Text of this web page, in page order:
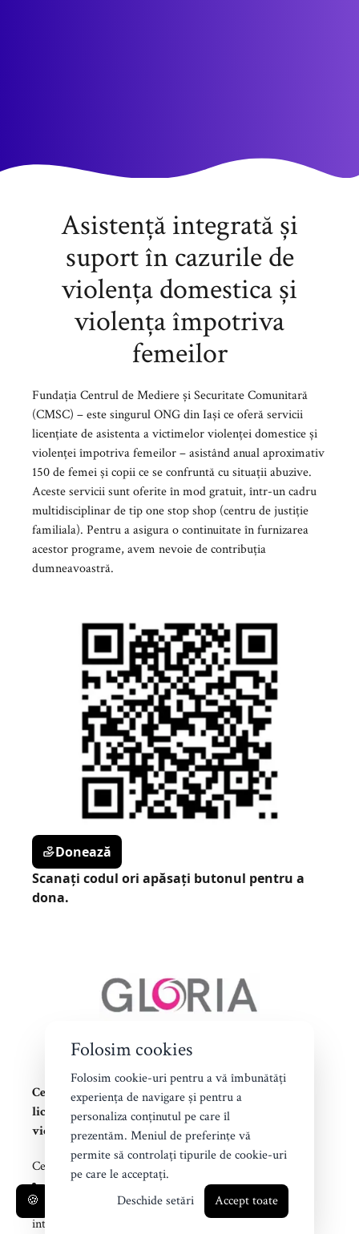
Asistență integrată și
suport în cazurile de
violența domestica și
violența împotriva
femeilor
Fundația Centrul de Mediere și Securitate Comunitară
(CMSC) – este singurul ONG din Iași ce oferă servicii
licențiate de asistenta a victimelor violenței domestice și
violenței împotriva femeilor – asistând anual aproximativ
150 de femei și copii ce se confruntă cu situații abuzive.
Aceste servicii sunt oferite în mod gratuit, într-un cadru
multidisciplinar de tip one stop shop (centru de justiție
familiala). Pentru a asigura o continuitate în furnizarea
acestor programe, avem nevoie de contribuția
dumneavoastră.
Donează
Scanați codul ori apăsați butonul pentru a
dona.
Centrul de consiliere GLORIA este un serviciu social
licențiat care oferă asistență integrată victimelor
violenței domestice din județele Iași/Vaslui
Centrul de consiliere Gloria asigură:
Evaluarea gradului de risc și stabilirea unui plan de
intervenție imediată - Birou One-stop shop în spațiul
integrat alături de Institutul de Medicină Legală Iași.
🍪
Folosim cookies
Folosim cookie-uri pentru a vă îmbunătăți
experiența de navigare și pentru a
personaliza conținutul pe care îl
prezentăm. Meniul de preferinţe vă
permite să controlați tipurile de cookie-uri
pe care le acceptați.
Deschide setări
Accept toate